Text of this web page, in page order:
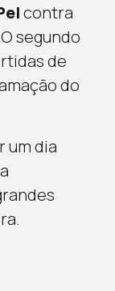
contra
segundo
de
do
um dia